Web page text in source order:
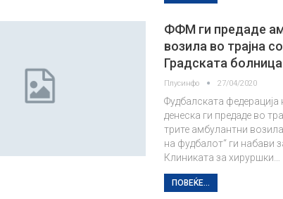
ФФМ ги предаде
возила во трајна
Градската болница
Плусинфо 27/04/2020
Фудбалската федерација
денеска ги предаде во
трите амбулантни
на фудбалот“ ги набави
Клиниката за хируршки…
ПОВЕЌЕ...